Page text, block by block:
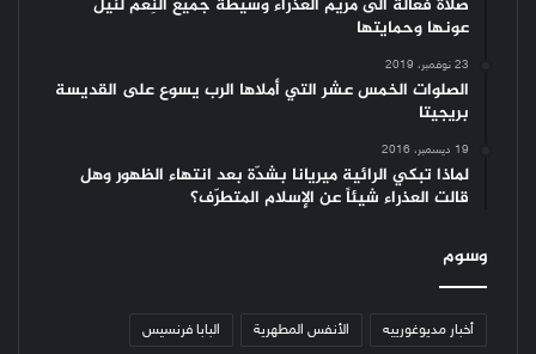
عونها وحمايتها
23 نوفمبر، 2019
الصلوات الخمس عشر التي أملاها الرب يسوع على القديسة
بريجيتا
19 ديسمبر، 2016
لماذا تبكي الرائية ميريانا بشدّة بعد انتهاء الظهور وهل
قالت العذراء شيئاً عن الإسلام المتطرّف؟
وسوم
أخبار مديوغورييه الأنفس المطهرية البابا فرنسيس